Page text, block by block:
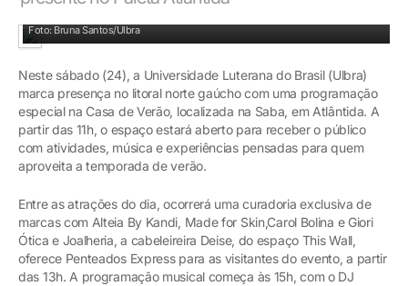
Foto: Bruna Santos/Ulbra
Neste sábado (24), a Universidade Luterana do Brasil (Ulbra)
marca presença no litoral norte gaúcho com uma programação
especial na Casa de Verão, localizada na Saba, em Atlântida. A
partir das 11h, o espaço estará aberto para receber o público
com atividades, música e experiências pensadas para quem
aproveita a temporada de verão.
Entre as atrações do dia, ocorrerá uma curadoria exclusiva de
marcas com Alteia By Kandi, Made for Skin,Carol Bolina e Giori
Ótica e Joalheria, a cabeleireira Deise, do espaço This Wall,
oferece Penteados Express para as visitantes do evento, a partir
das 13h. A programação musical começa às 15h, com o DJ